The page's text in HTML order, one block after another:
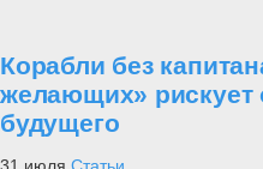
Корабли без
желающих» рискует
будущего